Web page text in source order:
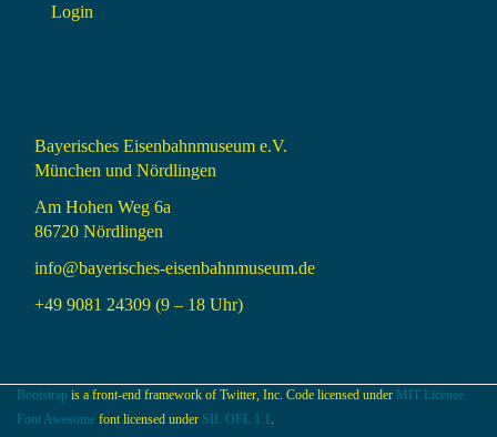
Login
Bayerisches Eisenbahnmuseum e.V.
München und Nördlingen
Am Hohen Weg 6a
86720 Nördlingen
info@bayerisches-eisenbahnmuseum.de
+49 9081 24309 (9 – 18 Uhr)
Bootstrap is a front-end framework of Twitter, Inc. Code licensed under MIT License.
Font Awesome font licensed under SIL OFL 1.1 .